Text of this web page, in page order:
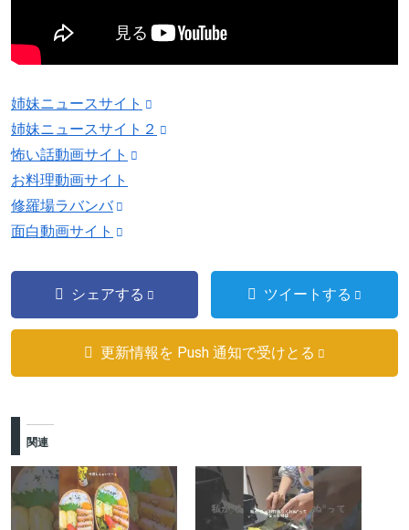
姉妹ニュースサイト
姉妹ニュースサイト２
怖い話動画サイト
お料理動画サイト
修羅場ラバンバ
面白動画サイト
シェアする ツイートする
更新情報を Push 通知で受けとる
関連